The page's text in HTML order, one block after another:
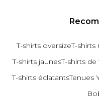
T-shirts oversizeT-shirts
T-shirts jaunesT-shirts
T-shirts éclatantsTenues